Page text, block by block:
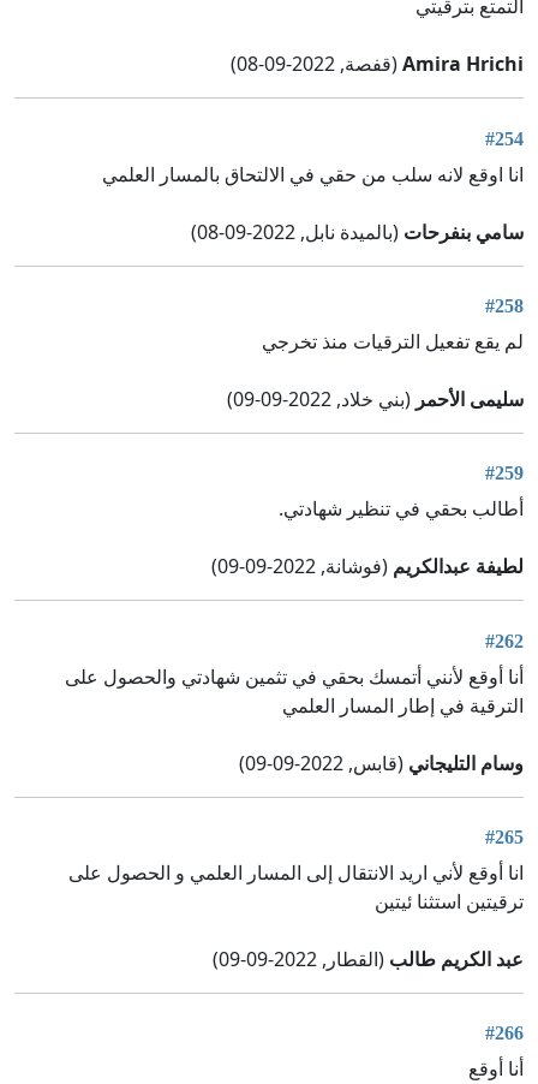
التمتع بترقيتي
Amira Hrichi(قفصة, 2022-09-08)
#254
انا اوقع لانه سلب من حقي في الالتحاق بالمسار العلمي
سامي بنفرحات (بالميدة نابل, 2022-09-08)
#258
لم يقع تفعيل الترقيات منذ تخرجي
سليمى الأحمر (بني خلاد, 2022-09-09)
#259
أطالب بحقي في تنظير شهادتي.
لطيفة عبدالكريم (فوشانة, 2022-09-09)
#262
أنا أوقع لأنني أتمسك بحقي في تثمين شهادتي والحصول على
الترقية في إطار المسار العلمي
وسام التليجاني (قابس, 2022-09-09)
#265
انا أوقع لأني اريد الانتقال إلى المسار العلمي و الحصول على
ترقيتين استثنا ئيتين
عبد الكريم طالب (القطار, 2022-09-09)
#266
أنا أوقع